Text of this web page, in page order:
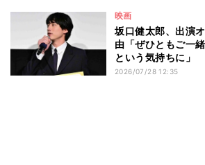
映画
坂口健太郎、出演
由「ぜひともご一
という気持ちに」
知らない、』完成
2026/07/28 12:35